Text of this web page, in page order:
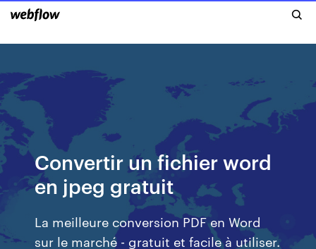
Convertir un fichier word
en jpeg gratuit
La meilleure conversion PDF en Word
sur le marché - gratuit et facile à utiliser.